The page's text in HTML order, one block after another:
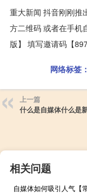
重大新闻 抖音刚刚推
方二维码 或者在手机
版】 填写邀请码【
网络标签：
上一篇
什么是自媒体什么是
相关问题